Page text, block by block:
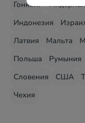
Гонконг
Индонезия
Латвия
Мальта
Польша
Румыния
Словения
США
Чехия